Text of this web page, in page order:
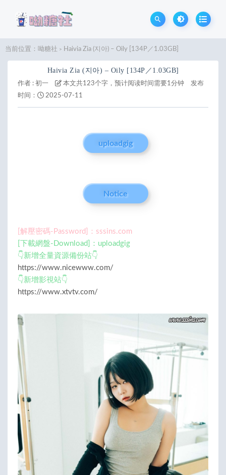
当前位置： 呦糖社 > Haivia Zia (지아) – Oily [134P／1.03GB]
Haivia Zia (지아) – Oily [134P／1.03GB]
作者 : 初一 本文共123个字，预计阅读时间需要1分钟
发布
时间：
2025-07-11
uploadgig
Notice
[解壓密碼-Password]：sssins.com
[下載網盤-Download]：uploadgig
👇新增全量資源備份站👇
https://www.nicewww.com/
👇新增影視站👇
https://www.xtvtv.com/